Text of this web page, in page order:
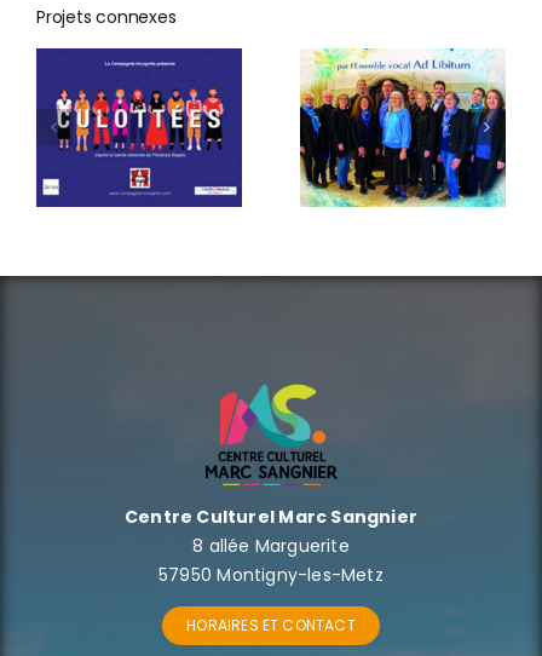
Projets connexes
Concert de
Printemps
par
l’ensemble
vocal Ad
La
propriété
c’est le vol
Centre Culturel Marc Sangnier
8 allée Marguerite
57950 Montigny-les-Metz
HORAIRES ET CONTACT